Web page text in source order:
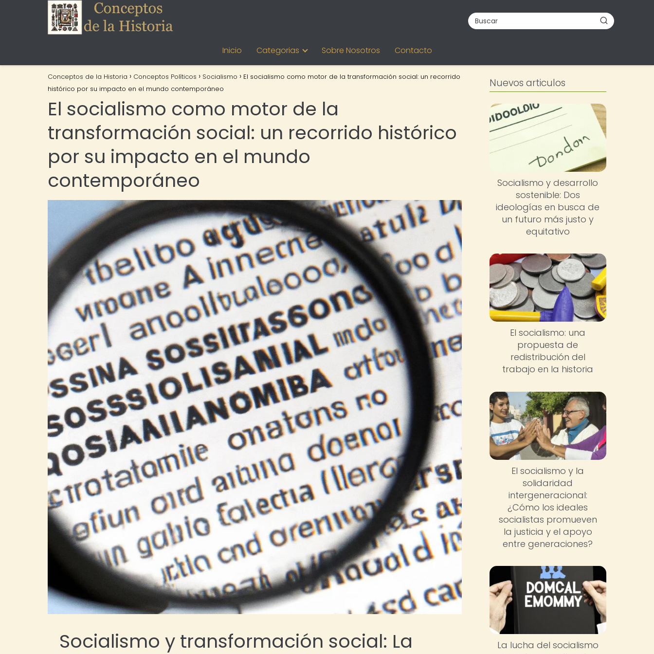
Inicio Categorias Sobre Nosotros Contacto
Conceptos de la Historia Conceptos Políticos Socialismo
El socialismo como motor de la transformación social: un recorrido
histórico por su impacto en el mundo contemporáneo
El socialismo como motor de la
transformación social: un recorrido histórico
por su impacto en el mundo
contemporáneo
Socialismo y transformación social: La
Nuevos articulos
Socialismo y desarrollo
sostenible: Dos
ideologías en busca de
un futuro más justo y
equitativo
El socialismo: una
propuesta de
redistribución del
trabajo en la historia
El socialismo y la
solidaridad
intergeneracional:
¿Cómo los ideales
socialistas promueven
la justicia y el apoyo
entre generaciones?
La lucha del socialismo